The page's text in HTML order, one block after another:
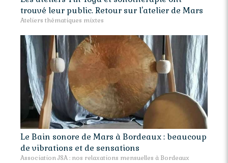
trouvé leur public. Retour sur l'atelier de Mars
Ateliers thématiques mixtes
Le Bain sonore de Mars à Bordeaux : beaucoup
de vibrations et de sensations
Association JSA : nos relaxations mensuelles à Bordeaux